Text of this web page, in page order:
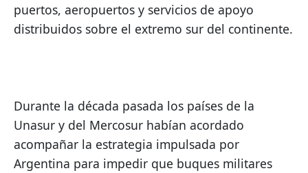
puertos, aeropuertos y servicios de apoyo
distribuidos sobre el extremo sur del continente.
Durante la década pasada los países de la
Unasur y del Mercosur habían acordado
acompañar la estrategia impulsada por
Argentina para impedir que buques militares